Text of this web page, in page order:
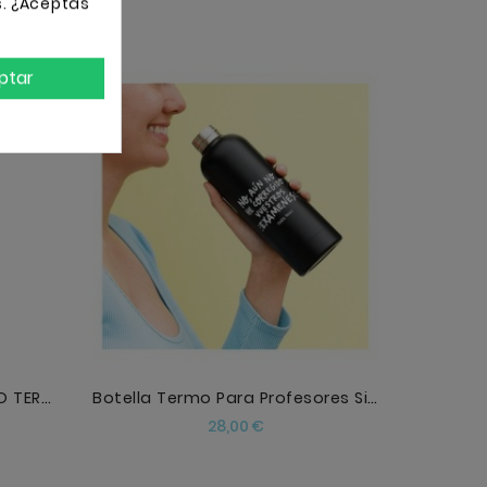
BOTELLA TERMO LA CLASE NO TERMINA HASTA QUE YO LO
Botella Termo Para Profesores Sipecusa
28,00 €Precio
AÑADIR